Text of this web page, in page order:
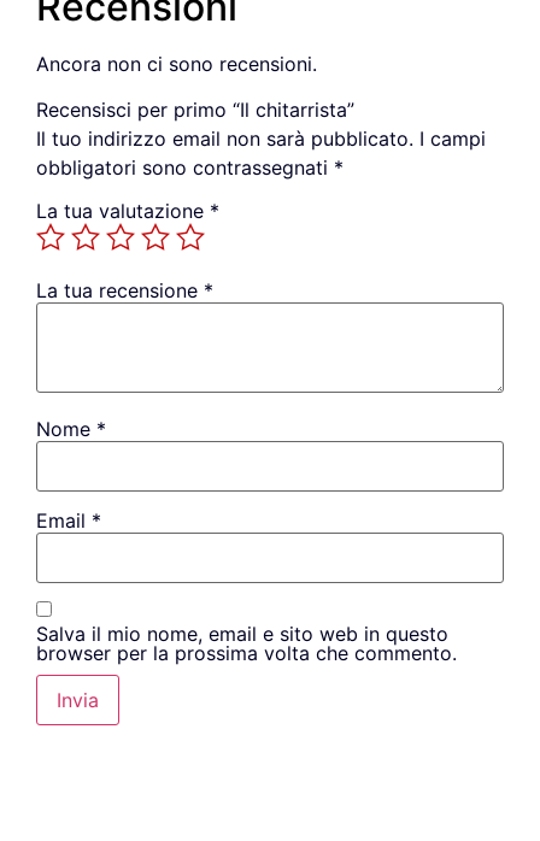
Ancora non ci sono recensioni.
Recensisci per primo “Il chitarrista”
Il tuo indirizzo email non sarà pubblicato. I campi
obbligatori sono contrassegnati *
La tua valutazione *
La tua recensione *
Nome *
Email *
Salva il mio nome, email e sito web in questo
browser per la prossima volta che commento.